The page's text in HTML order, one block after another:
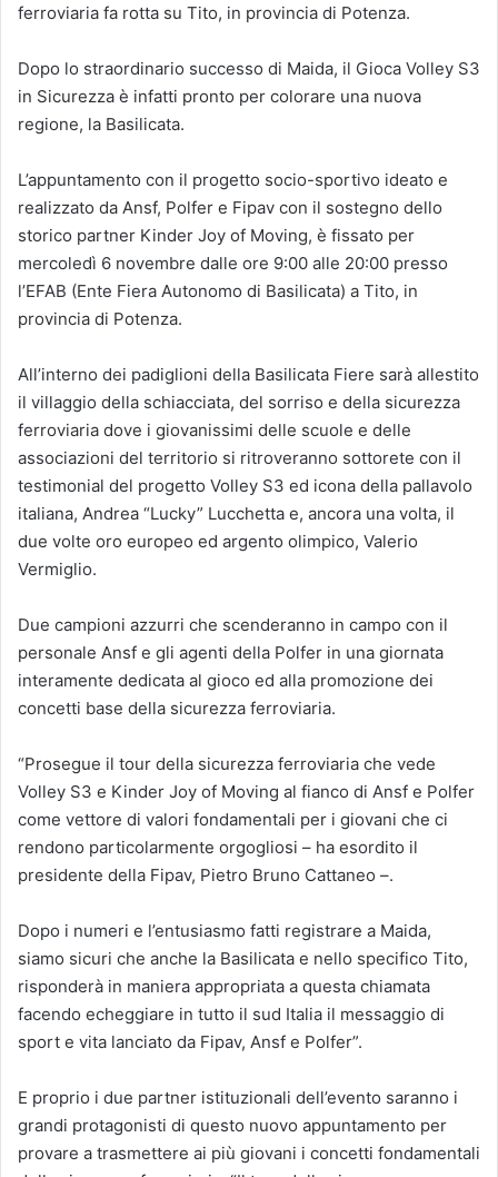
ferroviaria fa rotta su Tito, in provincia di Potenza.
Dopo lo straordinario successo di Maida, il Gioca Volley S3
in Sicurezza è infatti pronto per colorare una nuova
regione, la Basilicata.
L’appuntamento con il progetto socio-sportivo ideato e
realizzato da Ansf, Polfer e Fipav con il sostegno dello
storico partner Kinder Joy of Moving, è fissato per
mercoledì 6 novembre dalle ore 9:00 alle 20:00 presso
l’EFAB (Ente Fiera Autonomo di Basilicata) a Tito, in
provincia di Potenza.
All’interno dei padiglioni della Basilicata Fiere sarà allestito
il villaggio della schiacciata, del sorriso e della sicurezza
ferroviaria dove i giovanissimi delle scuole e delle
associazioni del territorio si ritroveranno sottorete con il
testimonial del progetto Volley S3 ed icona della pallavolo
italiana, Andrea “Lucky” Lucchetta e, ancora una volta, il
due volte oro europeo ed argento olimpico, Valerio
Vermiglio.
Due campioni azzurri che scenderanno in campo con il
personale Ansf e gli agenti della Polfer in una giornata
interamente dedicata al gioco ed alla promozione dei
concetti base della sicurezza ferroviaria.
“Prosegue il tour della sicurezza ferroviaria che vede
Volley S3 e Kinder Joy of Moving al fianco di Ansf e Polfer
come vettore di valori fondamentali per i giovani che ci
rendono particolarmente orgogliosi – ha esordito il
presidente della Fipav, Pietro Bruno Cattaneo –.
Dopo i numeri e l’entusiasmo fatti registrare a Maida,
siamo sicuri che anche la Basilicata e nello specifico Tito,
risponderà in maniera appropriata a questa chiamata
facendo echeggiare in tutto il sud Italia il messaggio di
sport e vita lanciato da Fipav, Ansf e Polfer”.
E proprio i due partner istituzionali dell’evento saranno i
grandi protagonisti di questo nuovo appuntamento per
provare a trasmettere ai più giovani i concetti fondamentali